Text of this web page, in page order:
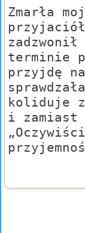
Zmarła
terminie
przyjdę
koliduje z
i zamiast